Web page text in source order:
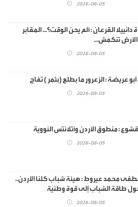
2026-08-05
دانييلا القرعان : ألم يحن الوقت؟... المقابر
تنكمش...
2026-08-05
ابو عريضة : الزعرور ما بطلع (بثمر ) تفاح
2026-08-05
: منطوق الأردن وأتلانتس النووية
2026-08-05
محمد عيروط : هيئة شباب كلنا الأردن..
طاقة الشباب إلى قوة وطنية
2026-08-05